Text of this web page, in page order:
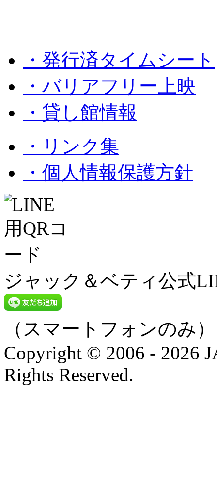
・発行済タイムシート
・バリアフリー上映
・貸し館情報
・リンク集
・個人情報保護方針
ジャック＆ベティ公式
（スマートフォンのみ）
Copyright © 2006 - 2026
Rights Reserved.